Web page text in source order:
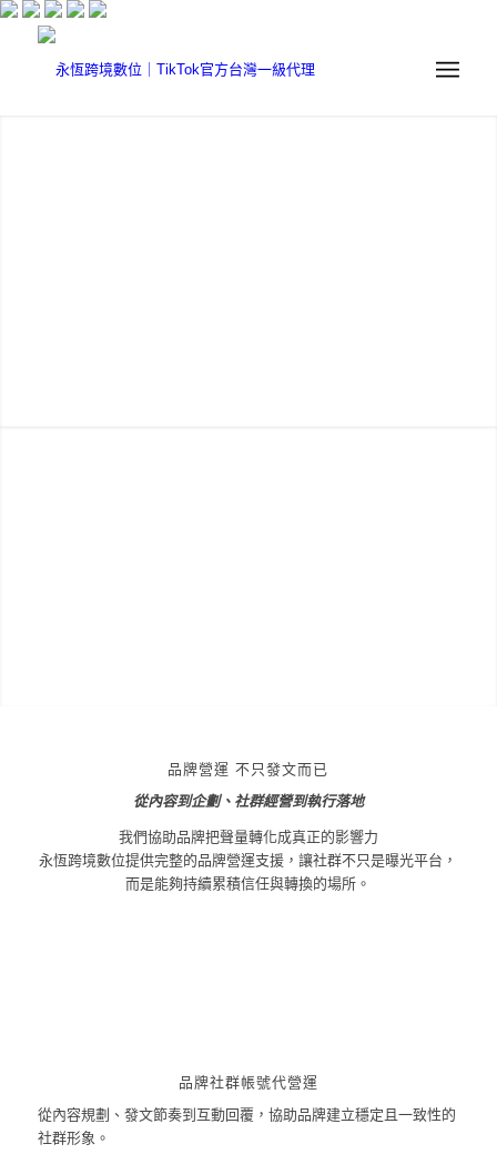
品牌營運 不只發文而已
從內容到企劃、社群經營到執行落地
我們協助品牌把聲量轉化成真正的影響力
永恆跨境數位提供完整的品牌營運支援，讓社群不只是曝光平台，
而是能夠持續累積信任與轉換的場所。
品牌社群帳號代營運
從內容規劃、發文節奏到互動回覆，協助品牌建立穩定且一致性的
社群形象。